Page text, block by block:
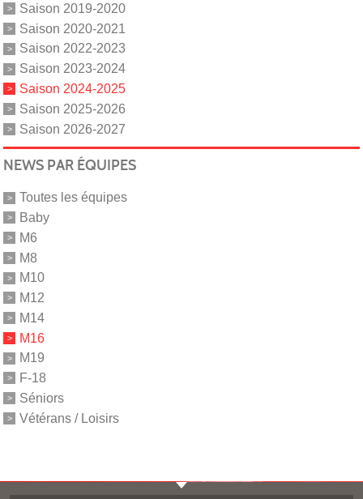
Saison 2019-2020
Saison 2020-2021
Saison 2022-2023
Saison 2023-2024
Saison 2024-2025
Saison 2025-2026
Saison 2026-2027
NEWS PAR ÉQUIPES
Toutes les équipes
Baby
M6
M8
M10
M12
M14
M16
M19
F-18
Séniors
Vétérans / Loisirs